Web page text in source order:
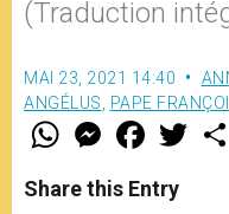
(Traduction
MAI 23, 2021 14:40
ANGÉLUS
PAPE
W
t
s
M
e
s
e
F
a
e
b
w
Share this Entry